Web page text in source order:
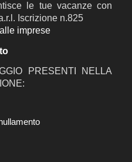
le tue vacanze con
Iscrizione n.825
imprese
PRESENTI NELLA